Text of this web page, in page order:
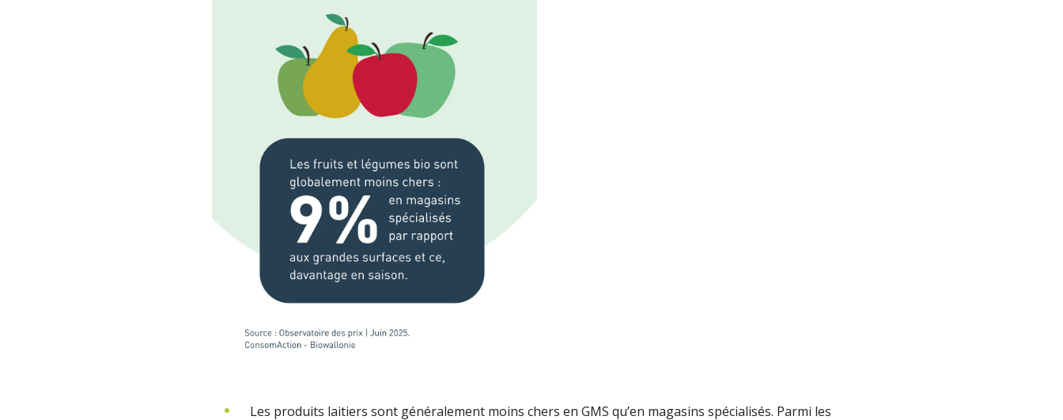
Les produits laitiers sont généralement moins chers en GMS qu’en magasins spécialisés. Parmi les